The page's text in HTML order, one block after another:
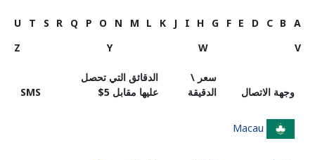
A
B
C
D
E
F
G
H
I
J
K
L
M
N
O
P
Q
R
S
T
U
V
W
Y
Z
وجهة الاتصال
سعر \
الدقيقة
الدقائق التي تحصل
عليها مقابل ⁦$5⁩
SMS
Macau